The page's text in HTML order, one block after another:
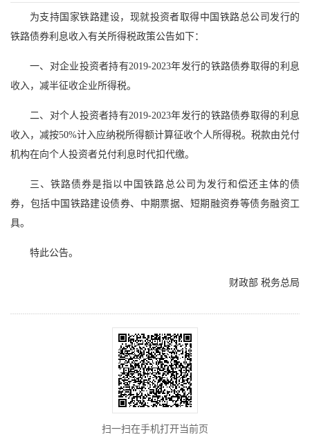
为支持国家铁路建设，现就投资者取得中国铁路总公司发行的
铁路债券利息收入有关所得税政策公告如下：
一、对企业投资者持有2019-2023年发行的铁路债券取得的利息
收入，减半征收企业所得税。
二、对个人投资者持有2019-2023年发行的铁路债券取得的利息
收入，减按50%计入应纳税所得额计算征收个人所得税。税款由兑付
机构在向个人投资者兑付利息时代扣代缴。
三、铁路债券是指以中国铁路总公司为发行和偿还主体的债
券，包括中国铁路建设债券、中期票据、短期融资券等债务融资工
具。
特此公告。
财政部 税务总局
扫一扫在手机打开当前页